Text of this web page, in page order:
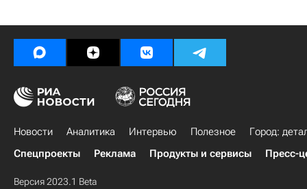
Новости Аналитика Интервью Полезное
Город:
Спецпроекты
Реклама Продукты и сервисы Пресс-
Версия 2023.1 Beta